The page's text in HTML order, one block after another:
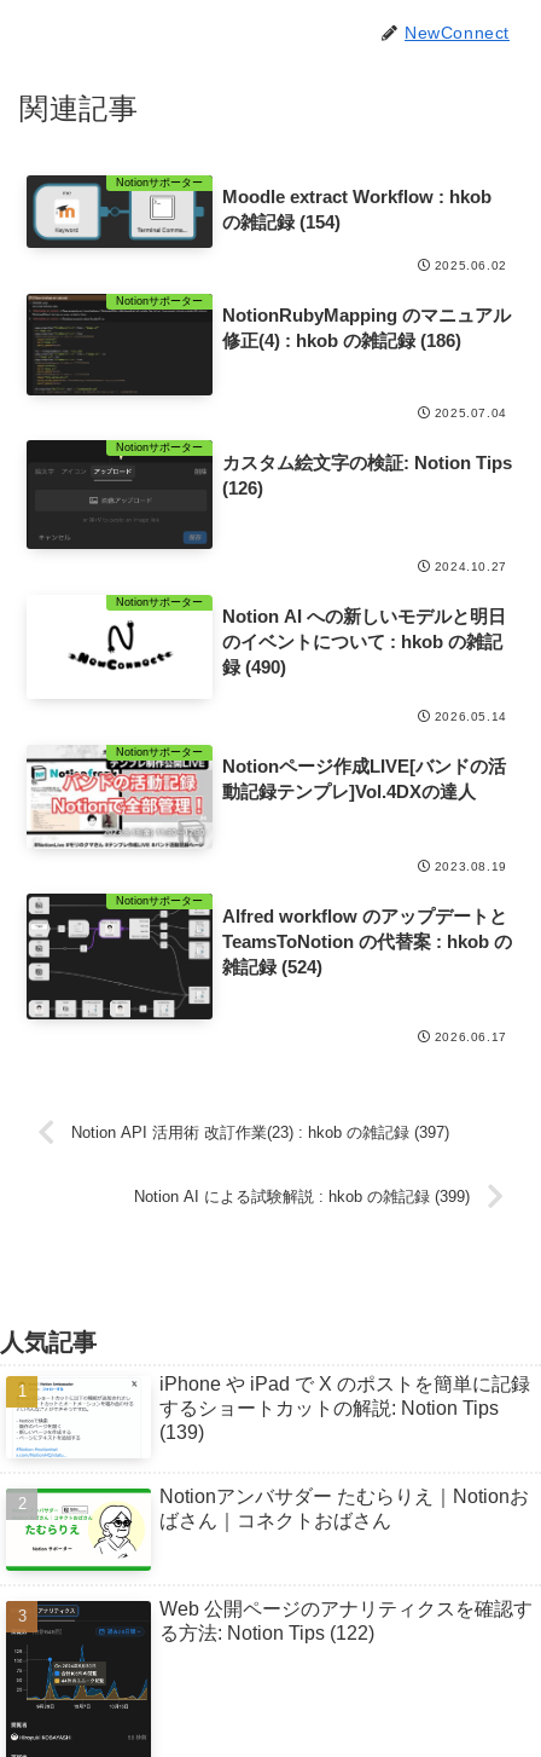
NewConnect
関連記事
Notionサポーター
Moodle extract Workflow : hkob
の雑記録 (154)
2025.06.02
Notionサポーター
NotionRubyMapping のマニュアル
修正(4) : hkob の雑記録 (186)
2025.07.04
Notionサポーター
カスタム絵文字の検証: Notion Tips
(126)
2024.10.27
Notionサポーター
Notion AI への新しいモデルと明日
のイベントについて : hkob の雑記
録 (490)
2026.05.14
Notionサポーター
Notionページ作成LIVE[バンドの活
動記録テンプレ]Vol.4DXの達人
2023.08.19
Notionサポーター
Alfred workflow のアップデートと
TeamsToNotion の代替案 : hkob の
雑記録 (524)
2026.06.17
Notion API 活用術 改訂作業(23) : hkob の雑記録 (397)
Notion AI による試験解説 : hkob の雑記録 (399)
人気記事
iPhone や iPad で X のポストを簡単に記録
するショートカットの解説: Notion Tips
(139)
Notionアンバサダー たむらりえ｜Notionお
ばさん｜コネクトおばさん
Web 公開ページのアナリティクスを確認す
る方法: Notion Tips (122)